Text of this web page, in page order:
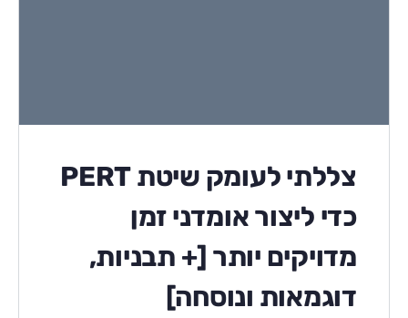
צללתי לעומק שיטת PERT
כדי ליצור אומדני זמן
מדויקים יותר [+ תבניות,
דוגמאות ונוסחה]